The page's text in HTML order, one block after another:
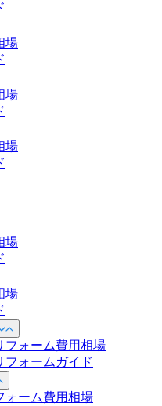
場
場
場
場
場
フォーム費用相場
フォームガイド
ォーム費用相場